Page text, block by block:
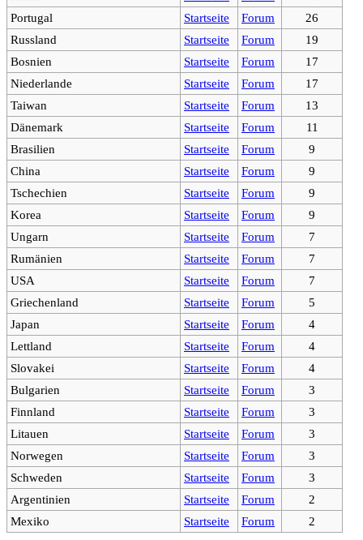
Portugal
Startseite Forum
26
Russland
Startseite Forum
19
Bosnien
Startseite Forum
17
Niederlande
Startseite Forum
17
Taiwan
Startseite Forum
13
Dänemark
Startseite Forum
11
Brasilien
Startseite Forum
9
China
Startseite Forum
9
Tschechien
Startseite Forum
9
Korea
Startseite Forum
9
Ungarn
Startseite Forum
7
Rumänien
Startseite Forum
7
USA
Startseite Forum
7
Griechenland
Startseite Forum
5
Japan
Startseite Forum
4
Lettland
Startseite Forum
4
Slovakei
Startseite Forum
4
Bulgarien
Startseite Forum
3
Finnland
Startseite Forum
3
Litauen
Startseite Forum
3
Norwegen
Startseite Forum
3
Schweden
Startseite Forum
3
Argentinien
Startseite Forum
2
Mexiko
Startseite Forum 2